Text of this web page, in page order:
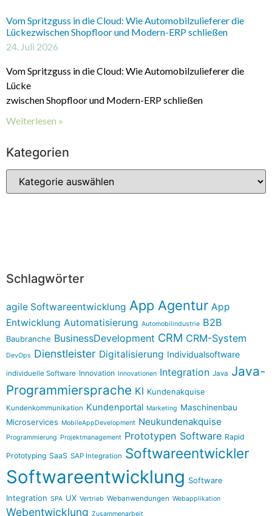
Vom Spritzguss in die Cloud: Wie Automobilzulieferer die
Lückezwischen Shopfloor und Modern-ERP schließen
24. Juli 2026
Vom Spritzguss in die Cloud: Wie Automobilzulieferer die
Lücke
zwischen Shopfloor und Modern-ERP schließen
Weiterlesen »
Kategorien
Schlagwörter
agile Softwareentwicklung App Agentur App
Entwicklung Automatisierung Automobilindustrie B2B
Baubranche BusinessDevelopment CRM CRM-System
DevOps Dienstleister Digitalisierung Individualsoftware
individuelle Software Innovation Innovationen Integration Java Java-
Programmiersprache KI Kundenakquise
Kundenkommunikation Kundenportal Marketing Maschinenbau
Microservices MobileAppDevelopment Neukundenakquise
Programmierung Projektmanagement Prototypen Software Rapid
Prototyping SaaS SAP Integration Softwareentwickler
Softwareentwicklung Software
Integration SPA UX Vertrieb Webanwendungen Webapplikation
Webentwicklung Zusammenarbeit